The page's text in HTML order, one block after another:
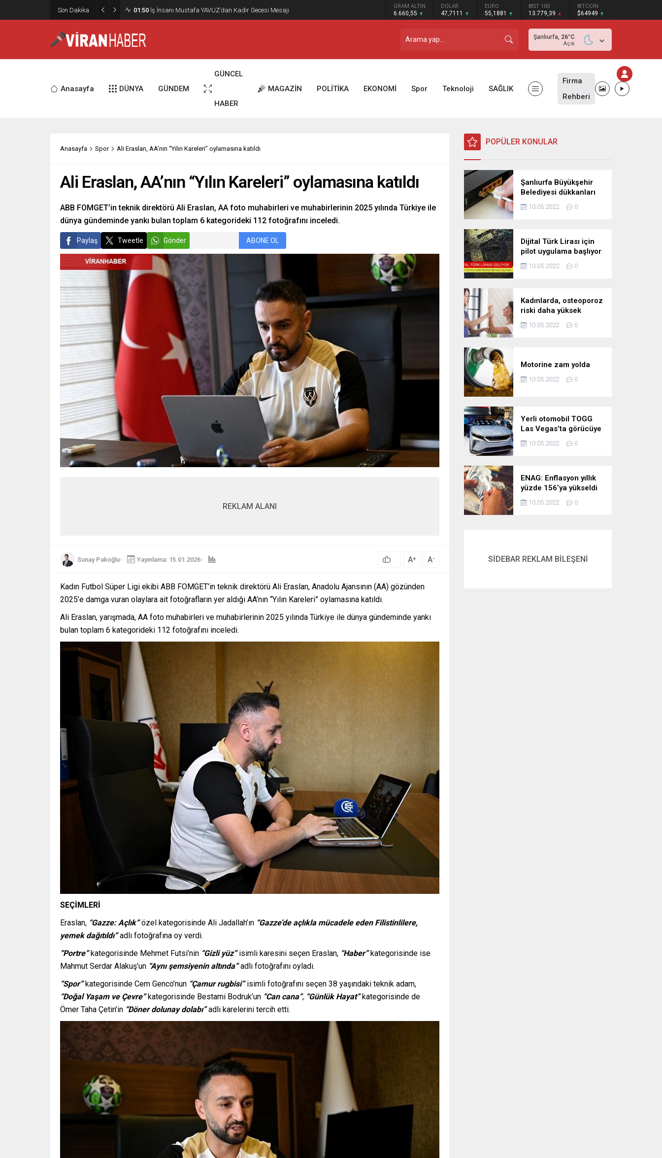
Son Dakika 02:15 Murat Bardakçı, “50 Yıllık Dostu” İlber Ortaylı’ya Duygusal Bir Yazıyla Veda
Etti
GRAM ALTIN
6.660,55
DOLAR
47,7111
EURO
55,1881
BIST 100
13.779,39
BITCOIN
$64949
Şanlıurfa, 26°C
Açık
Anasayfa DÜNYA GÜNDEM
GÜNCEL
HABER
MAGAZİN POLİTİKA EKONOMİ Spor Teknoloji SAĞLIK
Firma
Rehberi
Anasayfa Spor Ali Eraslan, AA’nın “Yılın Kareleri” oylamasına katıldı
Ali Eraslan, AA’nın “Yılın Kareleri” oylamasına katıldı
ABB FOMGET’in teknik direktörü Ali Eraslan, AA foto muhabirleri ve muhabirlerinin 2025 yılında Türkiye ile
dünya gündeminde yankı bulan toplam 6 kategorideki 112 fotoğrafını inceledi.
Paylaş Tweetle Gönder ABONE OL
REKLAM ALANI
Sunay Pakoğlu Yayınlama: 15.01.2026 A+ A-
Kadın Futbol Süper Ligi ekibi ABB FOMGET’in teknik direktörü Ali Eraslan, Anadolu Ajansının (AA) gözünden
2025’e damga vuran olaylara ait fotoğrafların yer aldığı AA’nın “Yılın Kareleri” oylamasına katıldı.
Ali Eraslan, yarışmada, AA foto muhabirleri ve muhabirlerinin 2025 yılında Türkiye ile dünya gündeminde yankı
bulan toplam 6 kategorideki 112 fotoğrafını inceledi.
SEÇİMLERİ
Eraslan, “Gazze: Açlık”özel kategorisinde Ali Jadallah’ın “Gazze’de açlıkla mücadele eden Filistinlilere,
yemek dağıtıldı”adlı fotoğrafına oy verdi.
“Portre” kategorisinde Mehmet Futsi’nin “Gizli yüz”isimli karesini seçen Eraslan, “Haber” kategorisinde ise
Mahmut Serdar Alakuş’un “Aynı şemsiyenin altında”adlı fotoğrafını oyladı.
“Spor”kategorisinde Cem Genco’nun “Çamur rugbisi”isimli fotoğrafını seçen 38 yaşındaki teknik adam,
“Doğal Yaşam ve Çevre”kategorisinde Bestami Bodruk’un “Can cana”, “Günlük Hayat” kategorisinde de
Ömer Taha Çetin’in “Döner dolunay dolabı”adlı karelerini tercih etti.
POPÜLER KONULAR
Şanlıurfa Büyükşehir
Belediyesi dükkanları
ihaleye çıkardı!
10.05.2022 0
Dijital Türk Lirası için
pilot uygulama başlıyor
10.05.2022 0
Kadınlarda, osteoporoz
riski daha yüksek
10.05.2022 0
Motorine zam yolda
10.05.2022 0
Yerli otomobil TOGG
Las Vegas’ta görücüye
çıktı
10.05.2022 0
ENAG: Enflasyon yıllık
yüzde 156’ya yükseldi
10.05.2022 0
SİDEBAR REKLAM BİLEŞENİ